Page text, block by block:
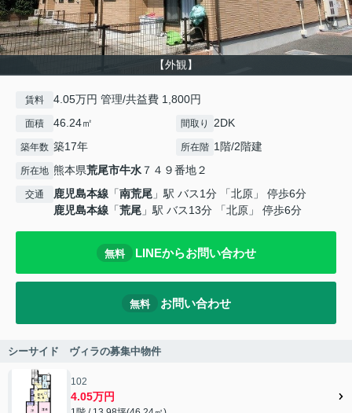
【外観】
賃料 4.05万円 管理/共益費 1,800円
面積 46.24㎡ 間取り 2DK
築年数 築17年 所在階 1階/2階建
所在地 熊本県荒尾市牛水 ７４９番地２
交通 鹿児島本線 「南荒尾 」駅 バス1分 「北原」 停歩6分
鹿児島本線 「荒尾 」駅 バス13分 「北原」 停歩6分
無料 LINEからお問い合わせ
無料 お問い合わせ
シーサイド ヴィラの募集中物件
102
4.05万円